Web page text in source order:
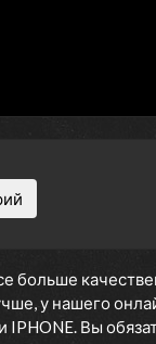
больше
у нашего
IPHONE. Вы